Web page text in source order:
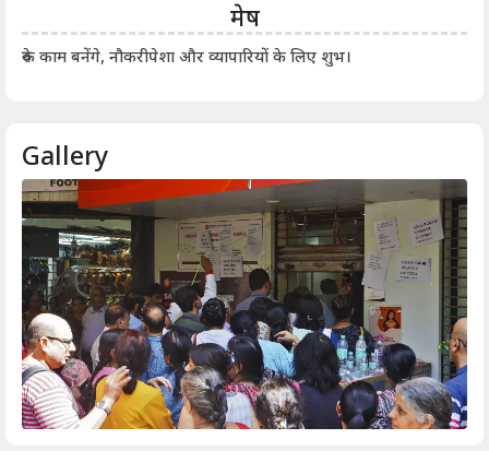
मेष
रुके काम बनेंगे, नौकरीपेशा और व्यापारियों के लिए शुभ।
Gallery